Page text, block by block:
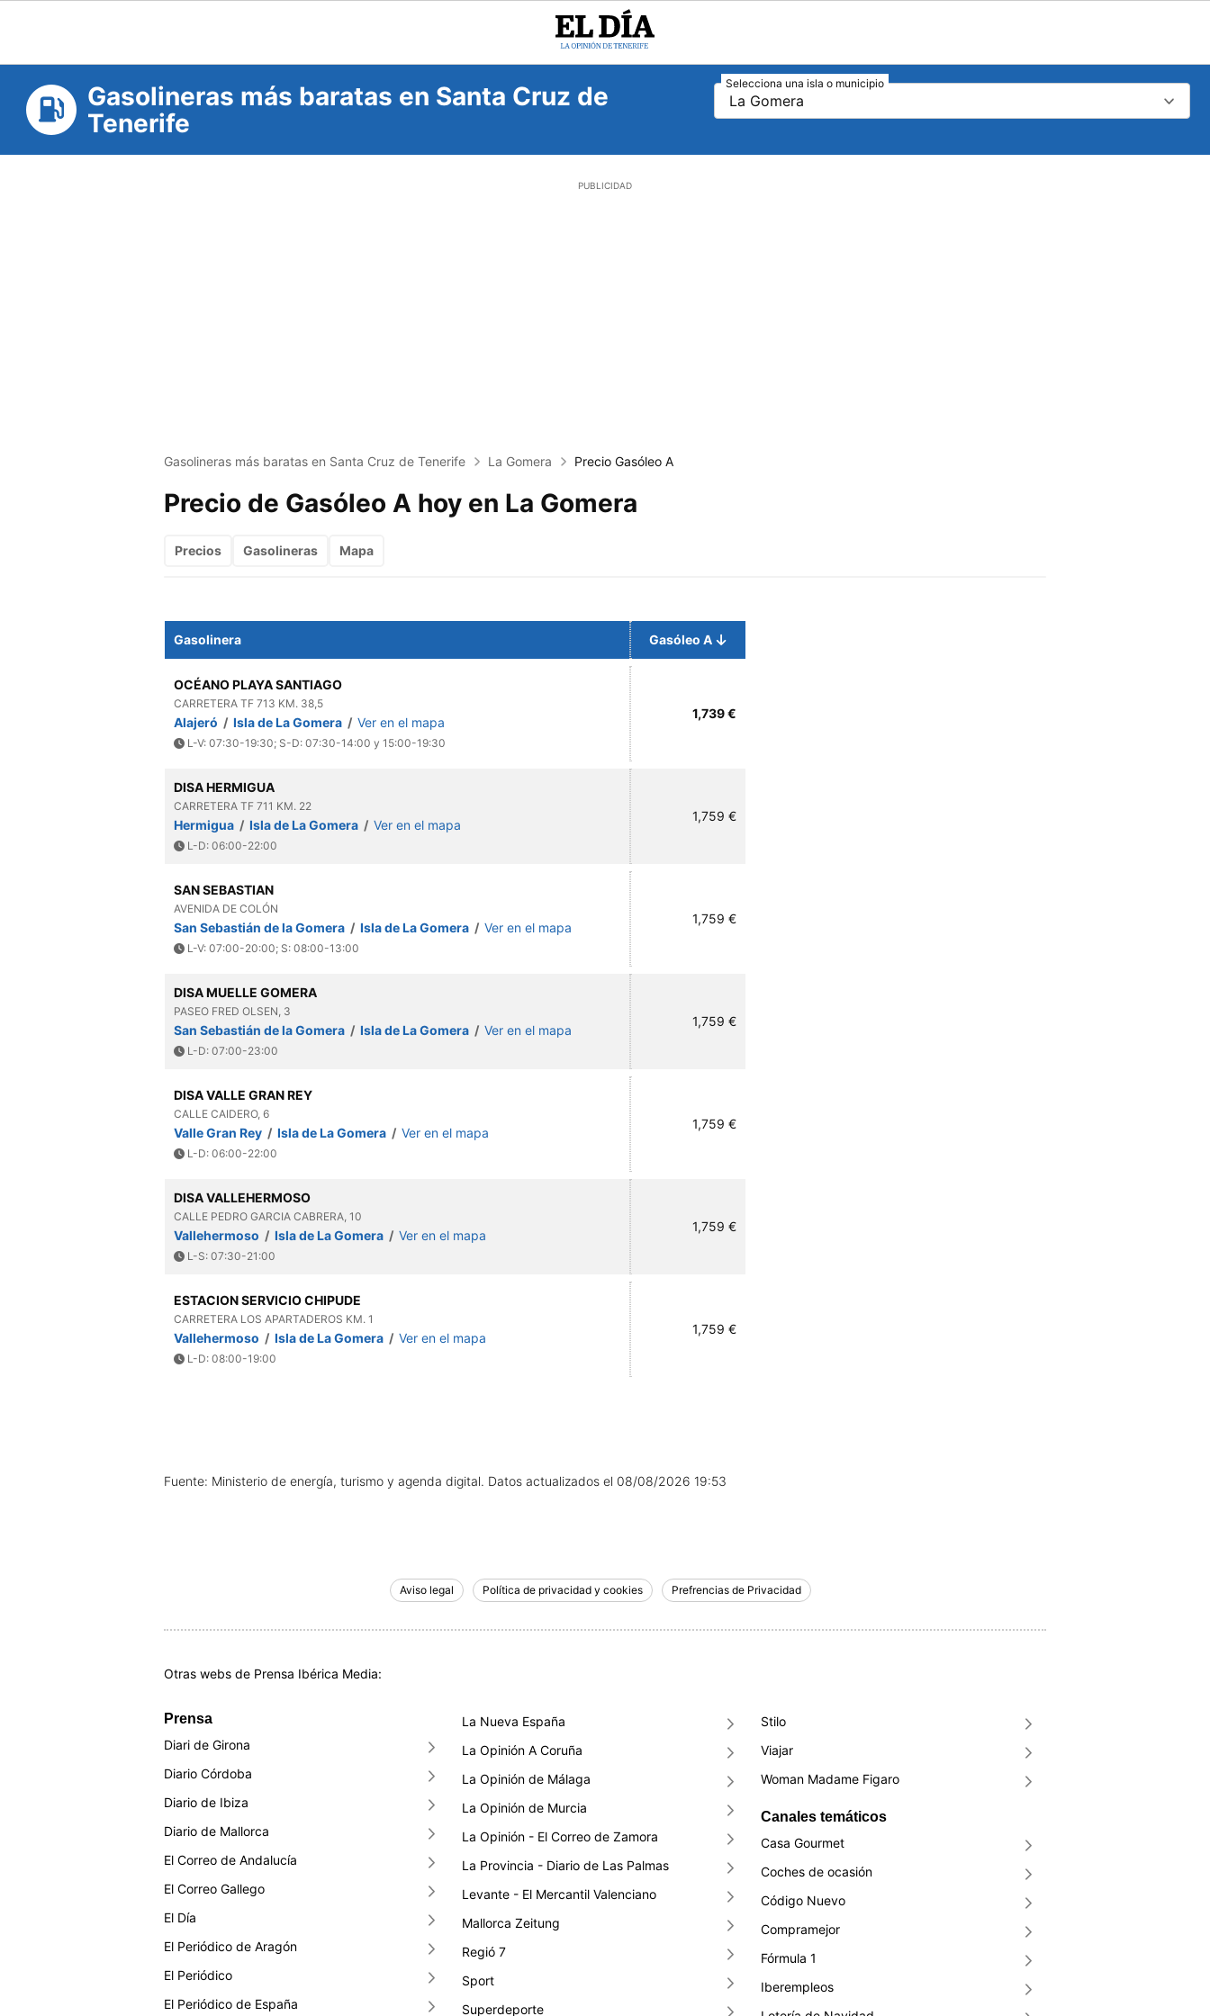
Gasolineras más baratas en Santa Cruz de
Tenerife
La Gomera
Selecciona una isla o municipio
Gasolineras más baratas en Santa Cruz de Tenerife La Gomera Precio Gasóleo A
Precio de Gasóleo A hoy en La Gomera
Precios Gasolineras Mapa
Gasolinera Gasóleo A
OCÉANO PLAYA SANTIAGO
CARRETERA TF 713 KM. 38,5
Alajeró / Isla de La Gomera / Ver en el mapa
L-V: 07:30-19:30; S-D: 07:30-14:00 y 15:00-19:30
1,739 €
DISA HERMIGUA
CARRETERA TF 711 KM. 22
Hermigua / Isla de La Gomera / Ver en el mapa
L-D: 06:00-22:00
1,759 €
SAN SEBASTIAN
AVENIDA DE COLÓN
San Sebastián de la Gomera / Isla de La Gomera / Ver en el mapa
L-V: 07:00-20:00; S: 08:00-13:00
1,759 €
DISA MUELLE GOMERA
PASEO FRED OLSEN, 3
San Sebastián de la Gomera / Isla de La Gomera / Ver en el mapa
L-D: 07:00-23:00
1,759 €
DISA VALLE GRAN REY
CALLE CAIDERO, 6
Valle Gran Rey / Isla de La Gomera / Ver en el mapa
L-D: 06:00-22:00
1,759 €
DISA VALLEHERMOSO
CALLE PEDRO GARCIA CABRERA, 10
Vallehermoso / Isla de La Gomera / Ver en el mapa
L-S: 07:30-21:00
1,759 €
ESTACION SERVICIO CHIPUDE
CARRETERA LOS APARTADEROS KM. 1
Vallehermoso / Isla de La Gomera / Ver en el mapa
L-D: 08:00-19:00
1,759 €
Fuente: Ministerio de energía, turismo y agenda digital. Datos actualizados el 08/08/2026 19:53
Aviso legal Política de privacidad y cookies Prefrencias de Privacidad
Otras webs de Prensa Ibérica Media:
Prensa
Diari de Girona
Diario Córdoba
Diario de Ibiza
Diario de Mallorca
El Correo de Andalucía
El Correo Gallego
El Día
El Periódico de Aragón
El Periódico
El Periódico de España
La Nueva España
La Opinión A Coruña
La Opinión de Málaga
La Opinión de Murcia
La Opinión - El Correo de Zamora
La Provincia - Diario de Las Palmas
Levante - El Mercantil Valenciano
Mallorca Zeitung
Regió 7
Sport
Superdeporte
Stilo
Viajar
Woman Madame Figaro
Canales temáticos
Casa Gourmet
Coches de ocasión
Código Nuevo
Compramejor
Fórmula 1
Iberempleos